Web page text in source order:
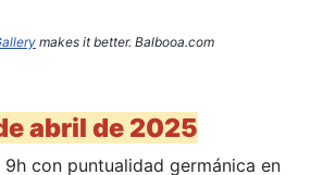
makes it better. Balbooa.com
abril de 2025
con puntualidad germánica en